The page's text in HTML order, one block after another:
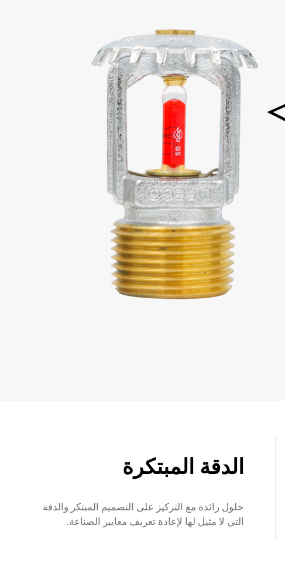
الدقة المبتكرة
حلول رائدة مع التركيز على التصميم المبتكر والدقة
التي لا مثيل لها لإعادة تعريف معايير الصناعة.